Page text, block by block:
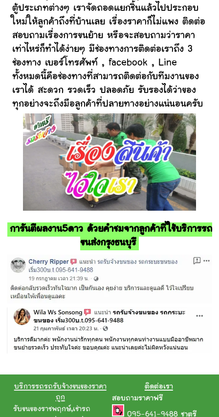
ตู้ประเภทต่างๆ เราจัดถอดแยกชิ้นแล้วไปประกอบ
ใหม่ให้ลูกค้าถึงที่บ้านเลย เรื่องราคาก็ไม่แพง ติดต่อ
สอบถามเรื่องการขนย้าย หรือจะสอบถามว่าราคา
เท่าไหร่ก็ทำได้ง่ายๆ มีช่องทางการติดต่อเราถึง 3
ช่องทาง เบอร์โทรศัพท์ , facebook , Line
ทั้งหมดนี้คือช่องทางที่สามารถติดต่อกับทีมงานของ
เราได้ สะดวก รวดเร็ว ปลอดภัย รับรองได้ว่าของ
ทุกอย่างจะถึงมือลูกค้าที่ปลายทางอย่างแน่นอนครับ
การันตีผลงาน5ดาว ด้วยคำชมจากลูกค้าที่ใช้บริการรถ
ขนส่งกรุงธนบุรี
บริการรถรถรับจ้างขนของราคา
ถูก
รับขนของราชพฤกษ์,เช่ารถ
ติดต่อเรา
สอบถามราคาฟรี
095-641-9488 ชาตรี